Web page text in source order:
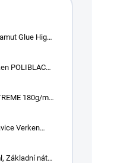
Glue High
POLIBLACK
180g/m2
Verken
velikost 9/L
Základní nátěr